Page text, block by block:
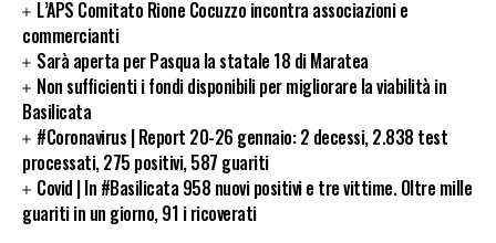
L’APS Comitato Rione Cocuzzo incontra associazioni e
commercianti
Sarà aperta per Pasqua la statale 18 di Maratea
Non sufficienti i fondi disponibili per migliorare la viabilità in
Basilicata
#Coronavirus | Report 20-26 gennaio: 2 decessi, 2.838 test
processati, 275 positivi, 587 guariti
Covid | In #Basilicata 958 nuovi positivi e tre vittime. Oltre mille
guariti in un giorno, 91 i ricoverati